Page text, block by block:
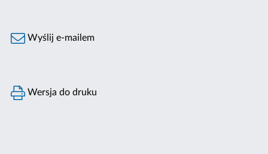
Wyślij e-mailem
Wersja do druku